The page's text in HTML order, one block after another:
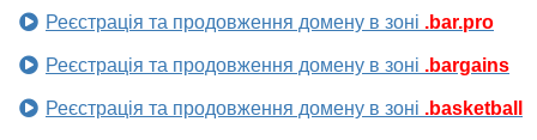
Реєстрація та продовження домену в зоні .bar.pro
Реєстрація та продовження домену в зоні .bargains
Реєстрація та продовження домену в зоні .basketball